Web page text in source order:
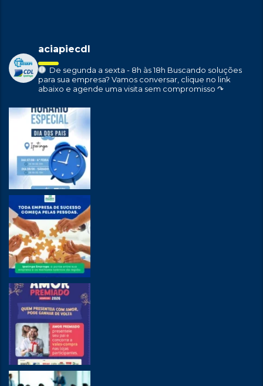
aciapiecdl
De segunda a sexta - 8h às 18h Buscando soluções
para sua empresa? Vamos conversar, clique no link
abaixo e agende uma visita sem compromisso ↷